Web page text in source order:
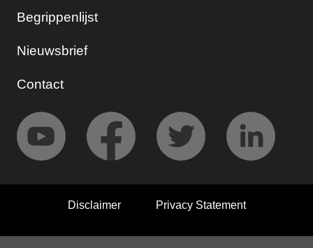
Begrippenlijst
Nieuwsbrief
Contact
Disclaimer Privacy Statement